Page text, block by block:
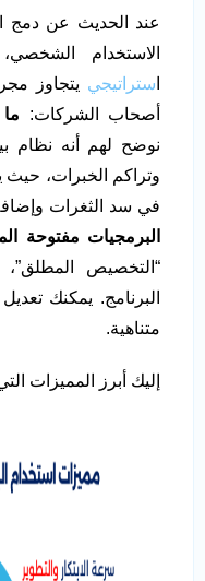
عند الحديث عن دمج
الاستخدام
ستراتيجي يتجاوز
أصحاب الشركات:
نوضح لهم أنه نظام
وتراكم الخبرات،
في سد الثغرات
البرمجيات مفتوحة
“التخصيص
البرنامج. يمكنك
متناهية.
إليك أبرز المميزات